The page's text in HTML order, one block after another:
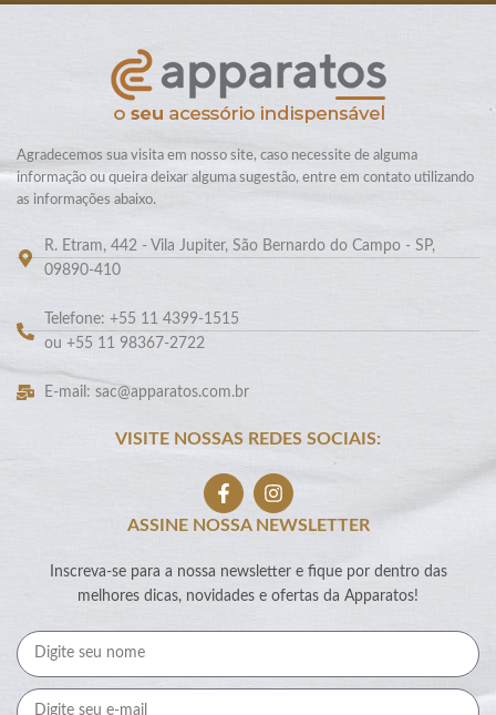
Agradecemos sua visita em nosso site, caso necessite de alguma
informação ou queira deixar alguma sugestão, entre em contato utilizando
as informações abaixo.
R. Etram, 442 - Vila Jupiter, São Bernardo do Campo - SP,
09890-410
Telefone: +55 11 4399-1515
ou +55 11 98367-2722
E-mail: sac@apparatos.com.br
VISITE NOSSAS REDES SOCIAIS:
ASSINE NOSSA NEWSLETTER
Inscreva-se para a nossa newsletter e fique por dentro das
melhores dicas, novidades e ofertas da Apparatos!